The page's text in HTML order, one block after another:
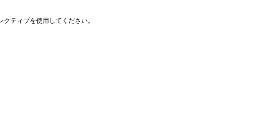
ティブを使用してください。